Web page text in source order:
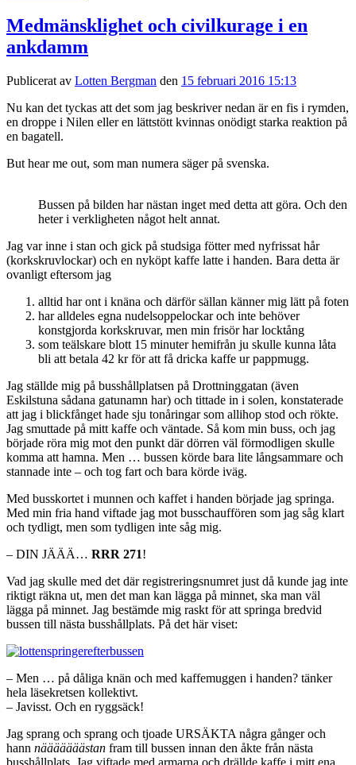
Medmänsklighet och civilkurage i en
ankdamm
Publicerat av Lotten Bergman den 15 februari 2016 15:13
Nu kan det tyckas att det som jag beskriver nedan är en fis i rymden,
en droppe i Nilen eller en lättstött kvinnas onödigt starka reaktion på
en bagatell.
But hear me out, som man numera säger på svenska.
Bussen på bilden har nästan inget med detta att göra. Och den
heter i verkligheten något helt annat.
Jag var inne i stan och gick på studsiga fötter med nyfrissat hår
(korkskruvlockar) och en nyköpt kaffe latte i handen. Bara detta är
ovanligt eftersom jag
alltid har ont i knäna och därför sällan känner mig lätt på foten
har alldeles egna nudelsoppelockar och inte behöver
konstgjorda korkskruvar, men min frisör har locktång
som teälskare blott 15 minuter hemifrån ju skulle kunna låta
bli att betala 42 kr för att få dricka kaffe ur pappmugg.
Jag ställde mig på busshållplatsen på Drottninggatan (även
Eskilstuna sådana gatunamn har) och tittade in i solen, konstaterade
att jag i blickfånget hade sju tonåringar som allihop stod och rökte.
Jag smuttade på mitt kaffe och väntade. Så kom min buss, och jag
började röra mig mot den punkt där dörren väl förmodligen skulle
komma att hamna. Men … bussen körde bara lite långsammare och
stannade inte – och tog fart och bara körde iväg.
Med busskortet i munnen och kaffet i handen började jag springa.
Med min fria hand viftade jag mot busschauffören som jag såg klart
och tydligt, men som tydligen inte såg mig.
– DIN JÄÄÄ… RRR 271!
Vad jag skulle med det där registreringsnumret just då kunde jag inte
riktigt räkna ut, men det man kan lägga på minnet, ska man väl
lägga på minnet. Jag bestämde mig raskt för att springa bredvid
bussen till nästa busshållplats. På det här viset:
– Men … på dåliga knän och med kaffemuggen i handen? tänker
hela läsekretsen kollektivt.
– Javisst. Och en ryggsäck!
Jag sprang och sprang och tjoade URSÄKTA några gånger och
hann nääääääästan fram till bussen innan den åkte från nästa
busshållplats. Jag viftade med armarna och drällde kaffe i mitt ena